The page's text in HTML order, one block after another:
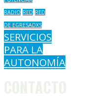
RADIO RED RED
DE EGRESADXS
SERVICIOS
PARA LA
AUTONOMÍA